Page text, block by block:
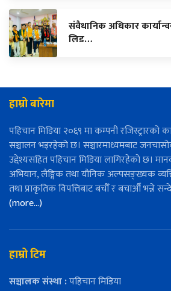
संवैधानिक अधिकार
लिड…
हाम्रो बारेमा
पहिचान मिडिया २०६९ मा कम्पनी रजिस्ट्रारको
सञ्चालन भइरहेको छ। सञ्चारमाध्यमबाट
उद्देश्यसहित पहिचान मिडिया लागिरहेको छ।
अभियान, लैङ्गिक तथा यौनिक अल्पसङ्ख्यक
तथा प्राकृतिक विपत्तिबाट बचौँ र बचाऔँ भन्ने
(more…)
हाम्रो टिम
सञ्चालक संस्था :पहिचान मिडिया